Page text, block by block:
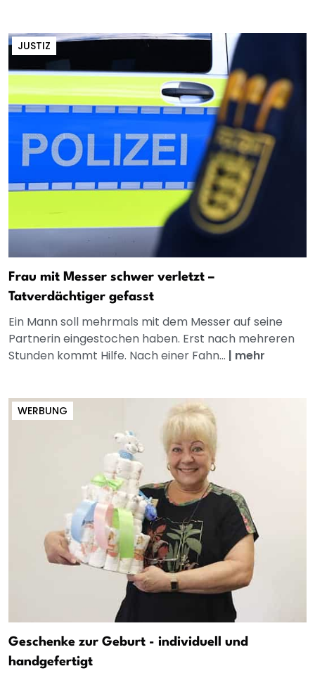
JUSTIZ
Frau mit Messer schwer verletzt –
Tatverdächtiger gefasst
Ein Mann soll mehrmals mit dem Messer auf seine
Partnerin eingestochen haben. Erst nach mehreren
Stunden kommt Hilfe. Nach einer Fahn... | mehr
WERBUNG
Geschenke zur Geburt - individuell und
handgefertigt